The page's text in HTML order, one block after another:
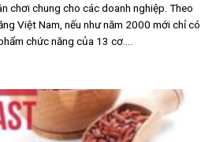
chơi chung cho các doanh nghiệp. Theo
Việt Nam, nếu như năm 2000 mới chỉ có
chức năng của 13 cơ....